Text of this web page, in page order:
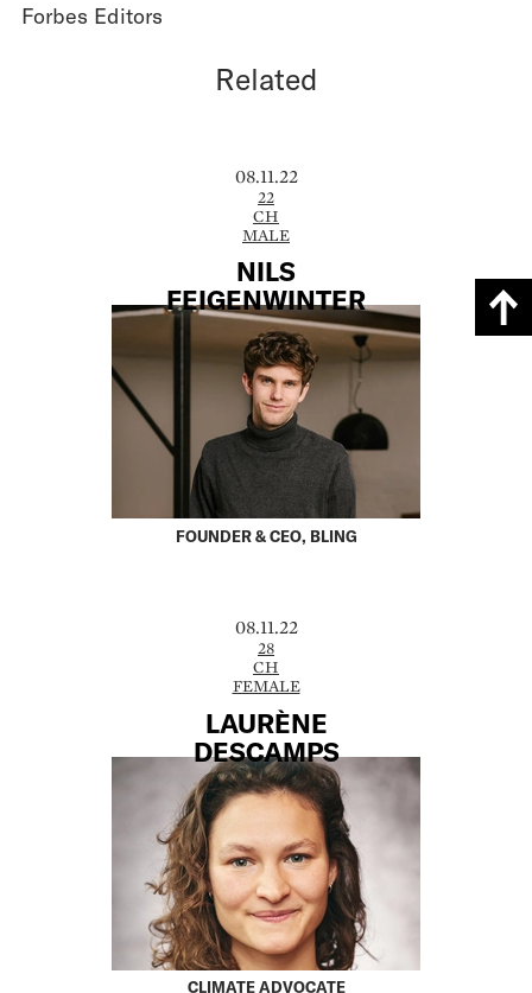
Forbes Editors
Related
08.11.22
22
CH
MALE
NILS
FEIGENWINTER
FOUNDER & CEO, BLING
08.11.22
28
CH
FEMALE
LAURÈNE
DESCAMPS
CLIMATE ADVOCATE